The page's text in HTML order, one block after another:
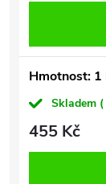
Hmotnost: 1
Skladem (
455 Kč